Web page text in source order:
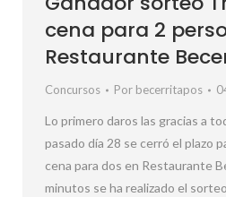
cena para 2
Restaurante
Concursos Por becerritapos
Lo primero daros las gracias a
pasado día 28 se cerró el plazo
cena para dos en Restaurante
minutos se ha realizado el